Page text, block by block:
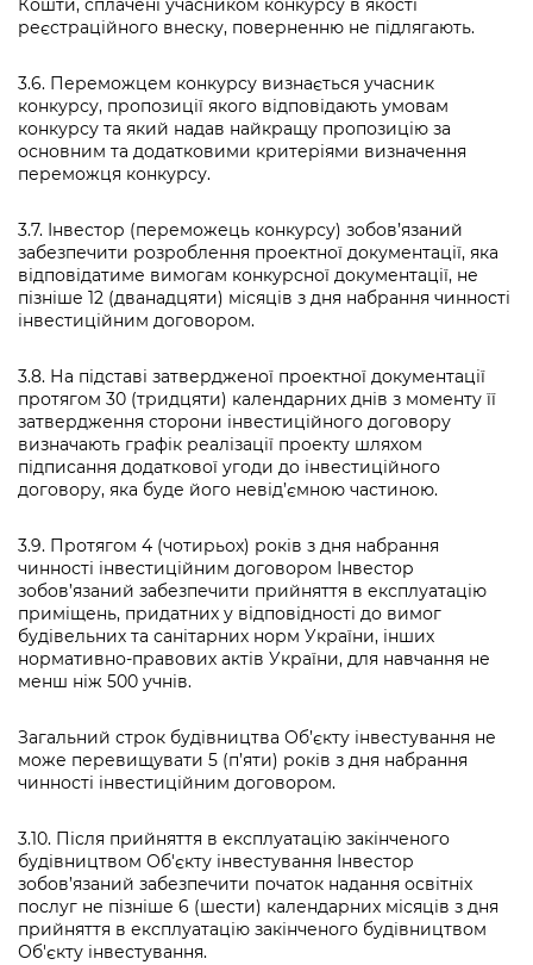
Кошти, сплачені учасником конкурсу в якості
реєстраційного внеску, поверненню не підлягають.
3.6. Переможцем конкурсу визнається учасник
конкурсу, пропозиції якого відповідають умовам
конкурсу та який надав найкращу пропозицію за
основним та додатковими критеріями визначення
переможця конкурсу.
3.7. Інвестор (переможець конкурсу) зобов’язаний
забезпечити розроблення проектної документації, яка
відповідатиме вимогам конкурсної документації, не
пізніше 12 (дванадцяти) місяців з дня набрання чинності
інвестиційним договором.
3.8. На підставі затвердженої проектної документації
протягом 30 (тридцяти) календарних днів з моменту її
затвердження сторони інвестиційного договору
визначають графік реалізації проекту шляхом
підписання додаткової угоди до інвестиційного
договору, яка буде його невід’ємною частиною.
3.9. Протягом 4 (чотирьох) років з дня набрання
чинності інвестиційним договором Інвестор
зобов’язаний забезпечити прийняття в експлуатацію
приміщень, придатних у відповідності до вимог
будівельних та санітарних норм України, інших
нормативно-правових актів України, для навчання не
менш ніж 500 учнів.
Загальний строк будівництва Об’єкту інвестування не
може перевищувати 5 (п’яти) років з дня набрання
чинності інвестиційним договором.
3.10. Після прийняття в експлуатацію закінченого
будівництвом Об'єкту інвестування Інвестор
зобов’язаний забезпечити початок надання освітніх
послуг не пізніше 6 (шести) календарних місяців з дня
прийняття в експлуатацію закінченого будівництвом
Об'єкту інвестування.